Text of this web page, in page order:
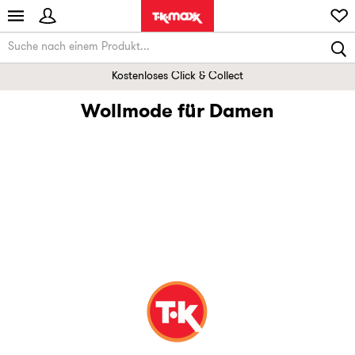
Kostenloses Click & Collect
Wollmode für Damen